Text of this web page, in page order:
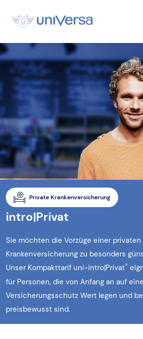
Private Krankenversicherung
intro|Privat
Sie möchten die Vorzüge einer privaten
Krankenversicherung zu besonders
Unser Kompakttarif uni-intro|Privat®
für Personen, die von Anfang an auf
Versicherungsschutz Wert legen und
preisbewusst sind.